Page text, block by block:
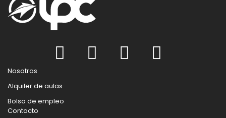
Nosotros
Alquiler de aulas
Bolsa de empleo
Contacto